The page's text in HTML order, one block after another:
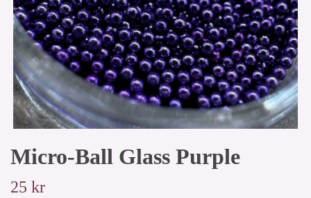
Micro-Ball Glass Purple
25 kr